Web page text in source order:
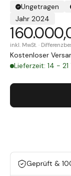
Ungetragen
Jahr 2024
inkl. MwSt. ·
Kostenloser
Lieferzeit: 14 - 21
Geprüft &